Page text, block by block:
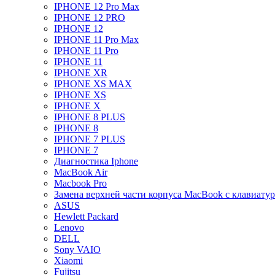
IPHONE 12 Pro Max
IPHONE 12 PRO
IPHONE 12
IPHONE 11 Pro Max
IPHONE 11 Pro
IPHONE 11
IPHONE XR
IPHONE XS MAX
IPHONE XS
IPHONE X
IPHONE 8 PLUS
IPHONE 8
IPHONE 7 PLUS
IPHONE 7
Диагностика Iphone
MacBook Air
Macbook Pro
Замена верхней части корпуса MacBook с
ASUS
Hewlett Packard
Lenovo
DELL
Sony VAIO
Xiaomi
Fujitsu